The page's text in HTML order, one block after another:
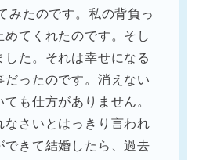
みたのです。私の背負っ
めてくれたのです。そし
した。それは幸せになる
だったのです。消えない
も仕方がありません。
なさいとはっきり言われ
できて結婚したら、過去